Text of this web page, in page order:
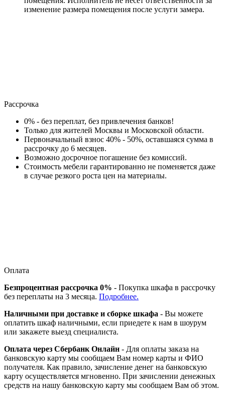
изменение размера помещения после услуги замера.
Рассрочка
0% - без переплат, без привлечения банков!
Только для жителей Москвы и Московской области.
Первоначальный взнос 40% - 50%, оставшаяся сумма в
рассрочку до 6 месяцев.
Возможно досрочное погашение без комиссий.
Стоимость мебели гарантированно не поменяется даже
в случае резкого роста цен на материалы.
Оплата
Безпроцентная рассрочка 0% - Покупка шкафа в рассрочку
без переплаты на 3 месяца. Подробнее.
Наличными при доставке и сборке шкафа - Вы можете
оплатить шкаф наличными, если приедете к нам в шоурум
или закажете выезд специалиста.
Оплата через Сбербанк Онлайн - Для оплаты заказа на
банковскую карту мы сообщаем Вам номер карты и ФИО
получателя. Как правило, зачисление денег на банковскую
карту осуществляется мгновенно. При зачислении денежных
средств на нашу банковскую карту мы сообщаем Вам об этом.